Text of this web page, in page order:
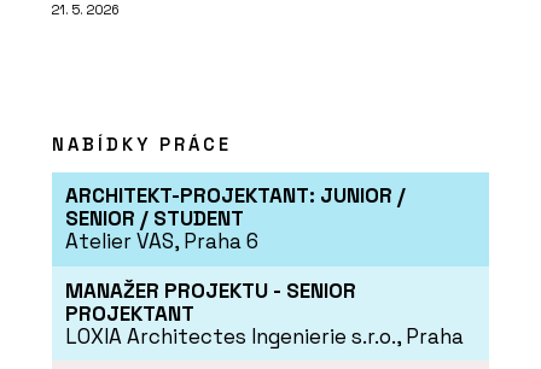
21. 5. 2026
NABÍDKY PRÁCE
ARCHITEKT-PROJEKTANT: JUNIOR /
SENIOR / STUDENT
Atelier VAS, Praha 6
MANAŽER PROJEKTU - SENIOR
PROJEKTANT
LOXIA Architectes Ingenierie s.r.o., Praha